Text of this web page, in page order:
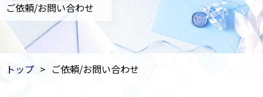
ご依頼/お問い合わせ
トップ ご依頼/お問い合わせ